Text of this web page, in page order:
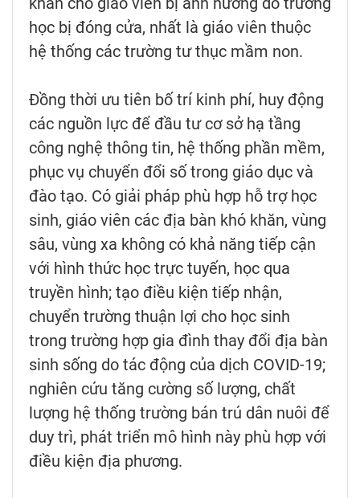
học bị đóng cửa, nhất là giáo viên thuộc
hệ thống các trường tư thục mầm non.
Đồng thời ưu tiên bố trí kinh phí, huy động
các nguồn lực để đầu tư cơ sở hạ tầng
công nghệ thông tin, hệ thống phần mềm,
phục vụ chuyển đổi số trong giáo dục và
đào tạo. Có giải pháp phù hợp hỗ trợ học
sinh, giáo viên các địa bàn khó khăn, vùng
sâu, vùng xa không có khả năng tiếp cận
với hình thức học trực tuyến, học qua
truyền hình; tạo điều kiện tiếp nhận,
chuyển trường thuận lợi cho học sinh
trong trường hợp gia đình thay đổi địa bàn
sinh sống do tác động của dịch COVID-19;
nghiên cứu tăng cường số lượng, chất
lượng hệ thống trường bán trú dân nuôi để
duy trì, phát triển mô hình này phù hợp với
điều kiện địa phương.